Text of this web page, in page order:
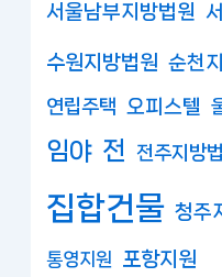
서울남부지방법원
수원지방법원 순천
연립주택 오피스텔
임야 전 전주지방
집합건물 청주
통영지원 포항지원